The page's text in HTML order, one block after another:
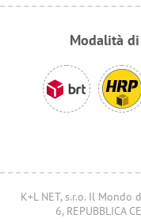
Modalità
K+L NET, s.r.o. Il
6, REPUBBLICA